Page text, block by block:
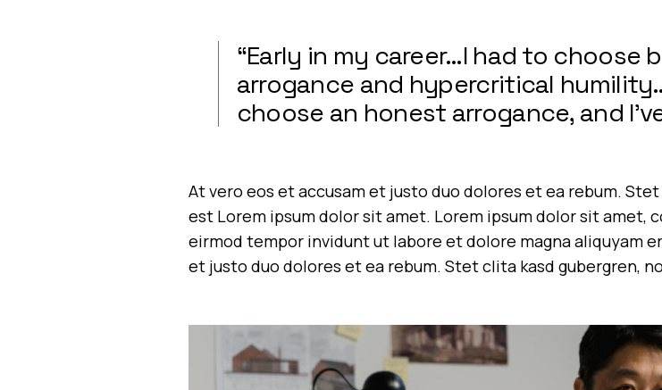
“Early in my career…I had to choose
arrogance and hypercritical
choose an honest arrogance, and
At vero eos et accusam et justo duo dolores et ea rebum.
est Lorem ipsum dolor sit amet. Lorem ipsum dolor sit amet,
eirmod tempor invidunt ut labore et dolore magna aliquyam
et justo duo dolores et ea rebum. Stet clita kasd gubergren,